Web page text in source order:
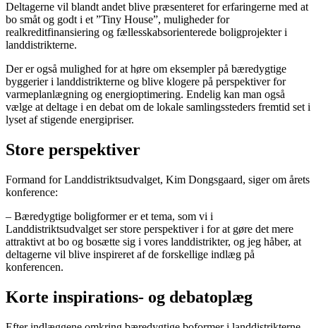
Deltagerne vil blandt andet blive præsenteret for erfaringerne med at
bo småt og godt i et ”Tiny House”, muligheder for
realkreditfinansiering og fællesskabsorienterede boligprojekter i
landdistrikterne.
Der er også mulighed for at høre om eksempler på bæredygtige
byggerier i landdistrikterne og blive klogere på perspektiver for
varmeplanlægning og energioptimering. Endelig kan man også
vælge at deltage i en debat om de lokale samlingssteders fremtid set i
lyset af stigende energipriser.
Store perspektiver
Formand for Landdistriktsudvalget, Kim Dongsgaard, siger om årets
konference:
– Bæredygtige boligformer er et tema, som vi i
Landdistriktsudvalget ser store perspektiver i for at gøre det mere
attraktivt at bo og bosætte sig i vores landdistrikter, og jeg håber, at
deltagerne vil blive inspireret af de forskellige indlæg på
konferencen.
Korte inspirations- og debatoplæg